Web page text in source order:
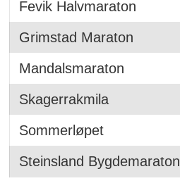
Fevik Halvmaraton
Grimstad Maraton
Mandalsmaraton
Skagerrakmila
Sommerløpet
Steinsland Bygdemaraton